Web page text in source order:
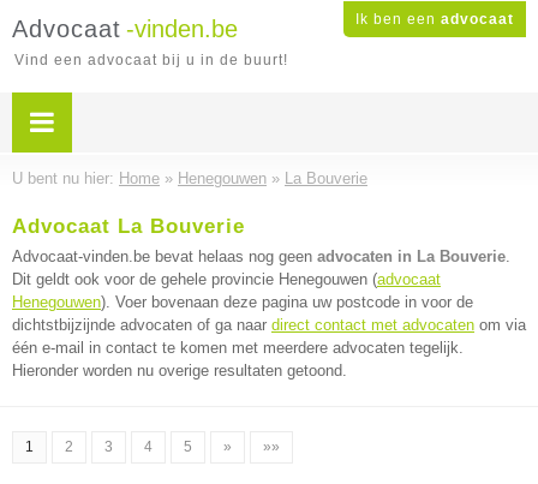
Ik ben een advocaat
Advocaat -vinden.be
Vind een advocaat bij u in de buurt!
U bent nu hier: Home » Henegouwen » La Bouverie
Advocaat La Bouverie
Advocaat-vinden.be bevat helaas nog geen advocaten in La Bouverie.
Dit geldt ook voor de gehele provincie Henegouwen (advocaat
Henegouwen). Voer bovenaan deze pagina uw postcode in voor de
dichtstbijzijnde advocaten of ga naar direct contact met advocaten om via
één e-mail in contact te komen met meerdere advocaten tegelijk.
Hieronder worden nu overige resultaten getoond.
1 2 3 4 5 » »»